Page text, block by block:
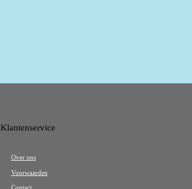
Klantenservice
Over ons
Voorwaarden